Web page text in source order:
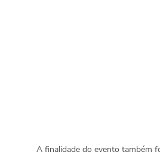
A finalidade do evento também